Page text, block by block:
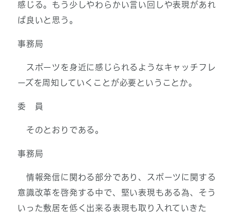
感じる。もう少しやわらかい言い回しや表現があれ
ば良いと思う。
事務局
スポーツを身近に感じられるようなキャッチフレ
ーズを周知していくことが必要ということか。
委 員
そのとおりである。
事務局
情報発信に関わる部分であり、スポーツに関する
意識改革を啓発する中で、堅い表現もある為、そう
いった敷居を低く出来る表現も取り入れていきた